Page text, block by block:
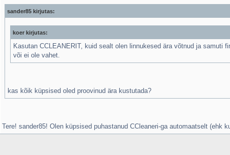
sander85 kirjutas:
koer kirjutas:
Kasutan CCLEANERIT, kuid sealt olen linnukesed ära võtnud ja
või ei ole vahet.
kas kõik küpsised oled proovinud ära kustutada?
Tere! sander85! Olen küpsised puhastanud CCleaneri-ga automaatselt (ehk